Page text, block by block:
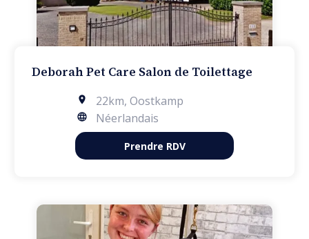
Deborah Pet Care Salon de Toilettage
22km, Oostkamp
Néerlandais
Prendre RDV